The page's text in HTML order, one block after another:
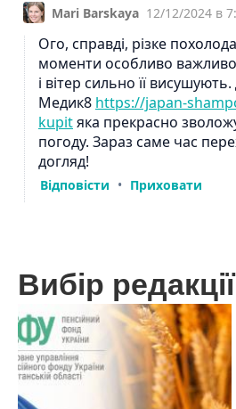
Вибір редакції